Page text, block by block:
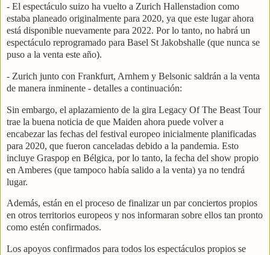
- El espectáculo suizo ha vuelto a Zurich Hallenstadion como
estaba planeado originalmente para 2020, ya que este lugar ahora
está disponible nuevamente para 2022. Por lo tanto, no habrá un
espectáculo reprogramado para Basel St Jakobshalle (que nunca se
puso a la venta este año).
- Zurich junto con Frankfurt, Arnhem y Belsonic saldrán a la venta
de manera inminente - detalles a continuación:
Sin embargo, el aplazamiento de la gira Legacy Of The Beast Tour
trae la buena noticia de que Maiden ahora puede volver a
encabezar las fechas del festival europeo inicialmente planificadas
para 2020, que fueron canceladas debido a la pandemia. Esto
incluye Graspop en Bélgica, por lo tanto, la fecha del show propio
en Amberes (que tampoco había salido a la venta) ya no tendrá
lugar.
Además, están en el proceso de finalizar un par conciertos propios
en otros territorios europeos y nos informaran sobre ellos tan pronto
como estén confirmados.
Los apoyos confirmados para todos los espectáculos propios se